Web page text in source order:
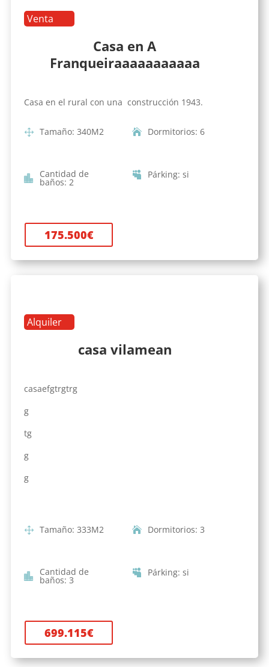
Venta
Casa en A
Franqueiraaaaaaaaaaa
Casa en el rural con una construcción 1943.
Tamaño: 340M2 Dormitorios: 6
Cantidad de
baños: 2
Párking: si
175.500€
Alquiler
casa vilamean
casaefgtrgtrg
g
tg
g
g
Tamaño: 333M2 Dormitorios: 3
Cantidad de
baños: 3
Párking: si
699.115€